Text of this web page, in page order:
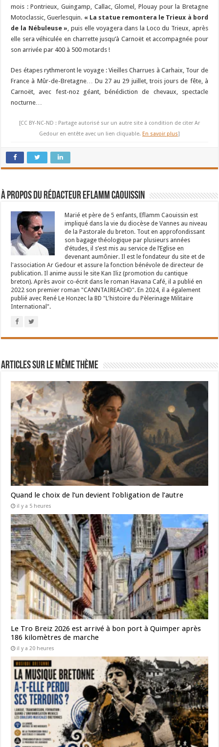
mois : Pontrieux, Guingamp, Callac, Glomel, Plouay pour la Bretagne
Motoclassic, Guerlesquin. « La statue remontera le Trieux à bord
de la Nébuleuse » , puis elle voyagera dans la Loco du Trieux, après
elle sera véhiculée en charrette jusqu’à Carnoët et accompagnée pour
son arrivée par 400 à 500 motards !
Des étapes rythmeront le voyage : Vieilles Charrues à Carhaix, Tour de
France à Mûr-de-Bretagne… Du 27 au 29 juillet, trois jours de fête, à
Carnoët, avec fest-noz géant, bénédiction de chevaux, spectacle
nocturne…
[CC BY-NC-ND : Partage autorisé sur un autre site à condition de citer Ar
Gedour en entête avec un lien cliquable. En savoir plus]
À propos du rédacteur Eflamm Caouissin
Marié et père de 5 enfants, Eflamm Caouissin est
impliqué dans la vie du diocèse de Vannes au niveau
de la Pastorale du breton. Tout en approfondissant
son bagage théologique par plusieurs années
d’études, il s’est mis au service de l’Eglise en
devenant aumônier. Il est le fondateur du site et de
l'association Ar Gedour et assure la fonction bénévole de directeur de
publication. Il anime aussi le site Kan Iliz (promotion du cantique
breton). Après avoir co-écrit dans le roman Havana Café, il a publié en
2022 son premier roman "CANNTAIREACHD". En 2024, il a également
publié avec René Le Honzec la BD "L'histoire du Pèlerinage Militaire
International".
Articles sur le même thème
Quand le choix de l’un devient l’obligation de l’autre
il y a 5 heures
Le Tro Breiz 2026 est arrivé à bon port à Quimper après
186 kilomètres de marche
il y a 20 heures